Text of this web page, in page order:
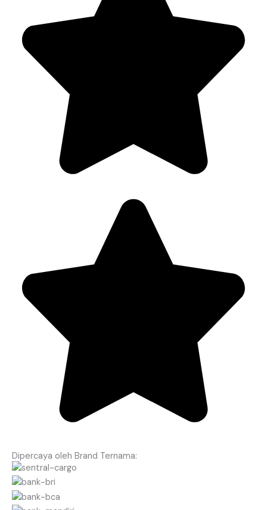
Dipercaya oleh Brand Ternama: